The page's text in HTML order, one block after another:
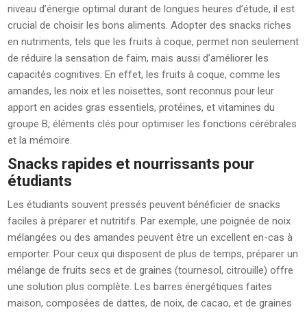
niveau d’énergie optimal durant de longues heures d’étude, il est
crucial de choisir les bons aliments. Adopter des snacks riches
en nutriments, tels que les fruits à coque, permet non seulement
de réduire la sensation de faim, mais aussi d’améliorer les
capacités cognitives. En effet, les fruits à coque, comme les
amandes, les noix et les noisettes, sont reconnus pour leur
apport en acides gras essentiels, protéines, et vitamines du
groupe B, éléments clés pour optimiser les fonctions cérébrales
et la mémoire.
Snacks rapides et nourrissants pour
étudiants
Les étudiants souvent pressés peuvent bénéficier de snacks
faciles à préparer et nutritifs. Par exemple, une poignée de noix
mélangées ou des amandes peuvent être un excellent en-cas à
emporter. Pour ceux qui disposent de plus de temps, préparer un
mélange de fruits secs et de graines (tournesol, citrouille) offre
une solution plus complète. Les barres énergétiques faites
maison, composées de dattes, de noix, de cacao, et de graines